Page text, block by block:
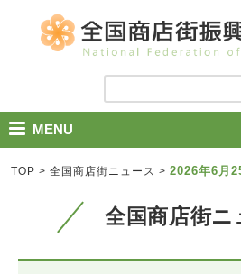
MENU
TOP >全国商店街ニュース >2026年6月
全国商店街ニ